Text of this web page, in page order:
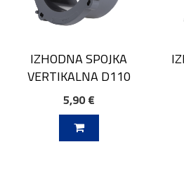
IZHODNA SPOJKA
VERTIKALNA D110
5,90 €